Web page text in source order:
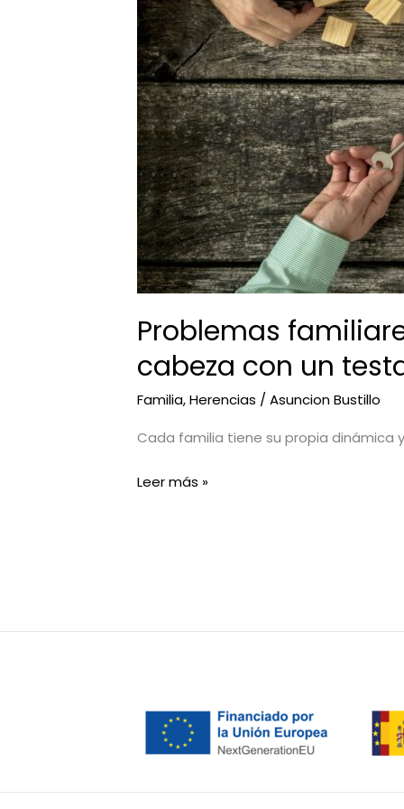
Problemas
cabeza con un
Familia,Herencias /Asuncion Bustillo
Cada familia tiene su propia dinámica
claro
Leer más »